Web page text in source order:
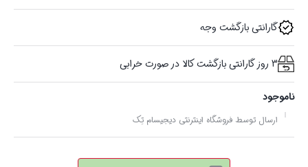
گارانتی بازگشت وجه
3 روز گارانتی بازگشت کالا در صورت خرابی
ناموجود
ارسال توسط فروشگاه اینترنتی دیجیسام تِک